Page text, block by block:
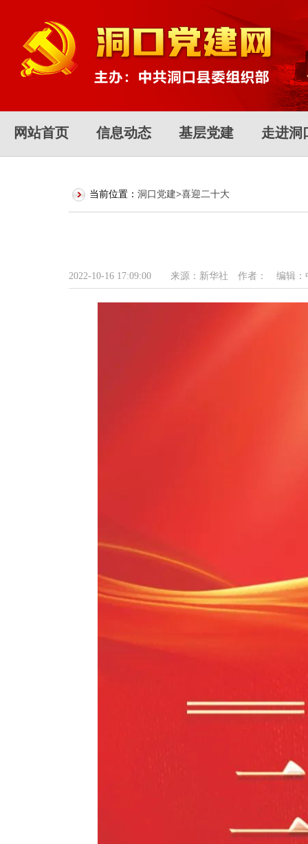
网站首页 信息动态 基层党建 走进洞
当前位置： 洞口党建>喜迎二十大
2022-10-16 17:09:00 来源：新华社 作者： 编辑